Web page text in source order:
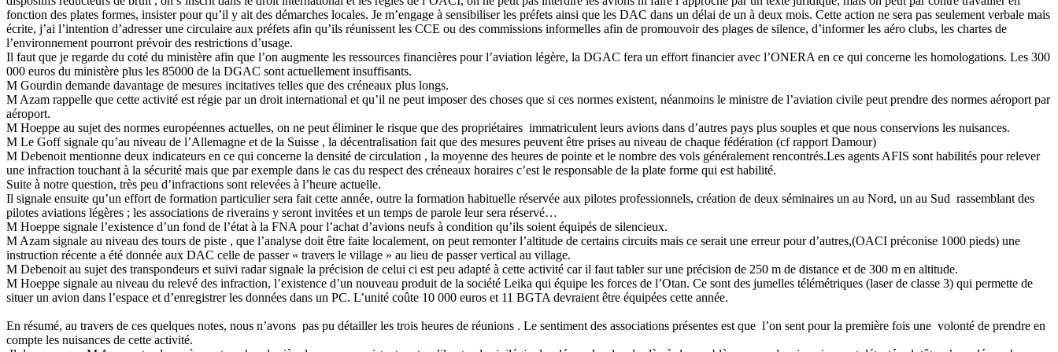
fonction des plates formes, insister pour qu’il y ait des démarches locales. Je m’engage à sensibiliser les préfets ainsi que les DAC dans un délai de un à deux mois. Cette action ne sera pas seulement verbale mais
écrite, j’ai l’intention d’adresser une circulaire aux préfets afin qu’ils réunissent les CCE ou des commissions informelles afin de promouvoir des plages de silence, d’informer les aéro clubs, les chartes de
l’environnement pourront prévoir des restrictions d’usage.
Il faut que je regarde du coté du ministère afin que l’on augmente les ressources financières pour l’aviation légère, la DGAC fera un effort financier avec l’ONERA en ce qui concerne les homologations. Les 300
000 euros du ministère plus les 85000 de la DGAC sont actuellement insuffisants.
M Gourdin demande davantage de mesures incitatives telles que des créneaux plus longs.
M Azam rappelle que cette activité est régie par un droit international et qu’il ne peut imposer des choses que si ces normes existent, néanmoins le ministre de l’aviation civile peut prendre des normes aéroport par
aéroport.
M Hoeppe au sujet des normes européennes actuelles, on ne peut éliminer le risque que des propriétaires immatriculent leurs avions dans d’autres pays plus souples et que nous conservions les nuisances.
M Le Goff signale qu’au niveau de l’Allemagne et de la Suisse , la décentralisation fait que des mesures peuvent être prises au niveau de chaque fédération (cf rapport Damour)
M Debenoit mentionne deux indicateurs en ce qui concerne la densité de circulation , la moyenne des heures de pointe et le nombre des vols généralement rencontrés.Les agents AFIS sont habilités pour relever
une infraction touchant à la sécurité mais que par exemple dans le cas du respect des créneaux horaires c’est le responsable de la plate forme qui est habilité.
Suite à notre question, très peu d’infractions sont relevées à l’heure actuelle.
Il signale ensuite qu’un effort de formation particulier sera fait cette année, outre la formation habituelle réservée aux pilotes professionnels, création de deux séminaires un au Nord, un au Sud rassemblant des
pilotes aviations légères ; les associations de riverains y seront invitées et un temps de parole leur sera réservé…
M Hoeppe signale l’existence d’un fond de l’état à la FNA pour l’achat d’avions neufs à condition qu’ils soient équipés de silencieux.
M Azam signale au niveau des tours de piste , que l’analyse doit être faite localement, on peut remonter l’altitude de certains circuits mais ce serait une erreur pour d’autres,(OACI préconise 1000 pieds) une
instruction récente a été donnée aux DAC celle de passer « travers le village » au lieu de passer vertical au village.
M Debenoit au sujet des transpondeurs et suivi radar signale la précision de celui ci est peu adapté à cette activité car il faut tabler sur une précision de 250 m de distance et de 300 m en altitude.
M Hoeppe signale au niveau du relevé des infraction, l’existence d’un nouveau produit de la société Leika qui équipe les forces de l’Otan. Ce sont des jumelles télémétriques (laser de classe 3) qui permette de
situer un avion dans l’espace et d’enregistrer les données dans un PC. L’unité coûte 10 000 euros et 11 BGTA devraient être équipées cette année.
En résumé, au travers de ces quelques notes, nous n’avons pas pu détailler les trois heures de réunions . Le sentiment des associations présentes est que l’on sent pour la première fois une volonté de prendre en
compte les nuisances de cette activité.